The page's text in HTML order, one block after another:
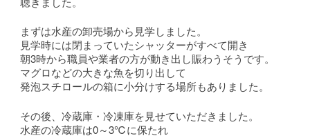
まずは水産の卸売場から見学しました。
見学時には閉まっていたシャッターがすべて開き
朝3時から職員や業者の方が動き出し賑わうそうです。
マグロなどの大きな魚を切り出して
発泡スチロールの箱に小分けする場所もありました。
その後、冷蔵庫・冷凍庫を見せていただきました。
水産の冷蔵庫は0～3℃に保たれ